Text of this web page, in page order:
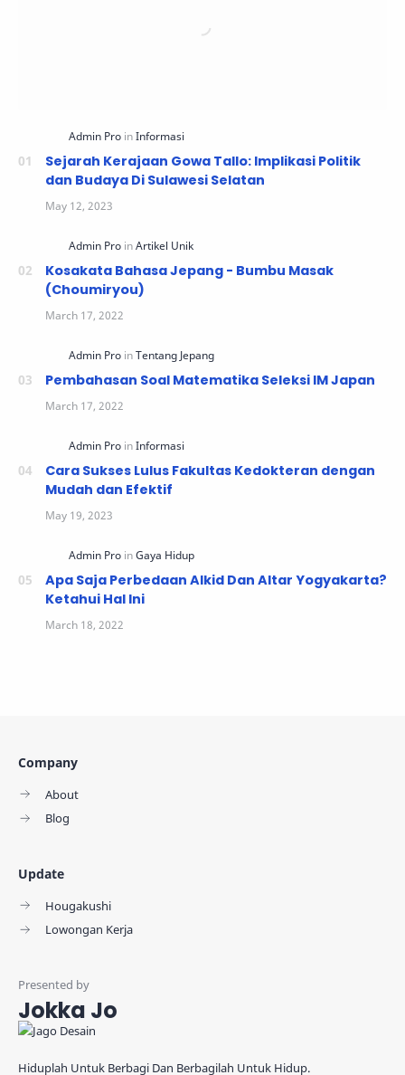
Sejarah Kerajaan Gowa Tallo: Implikasi Politik
dan Budaya Di Sulawesi Selatan
Kosakata Bahasa Jepang - Bumbu Masak
(Choumiryou)
Pembahasan Soal Matematika Seleksi IM Japan
Cara Sukses Lulus Fakultas Kedokteran dengan
Mudah dan Efektif
Apa Saja Perbedaan Alkid Dan Altar Yogyakarta?
Ketahui Hal Ini
Jokka Jo
Hiduplah Untuk Berbagi Dan Berbagilah Untuk Hidup.
Company
About
Blog
Update
Hougakushi
Lowongan Kerja